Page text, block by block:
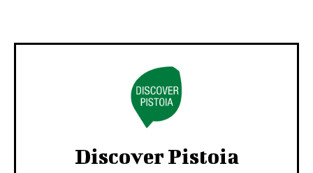
Discover Pistoia